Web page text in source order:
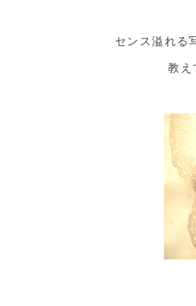
センス溢れる
教え